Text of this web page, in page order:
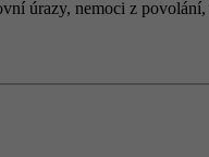
úrazy, nemoci z